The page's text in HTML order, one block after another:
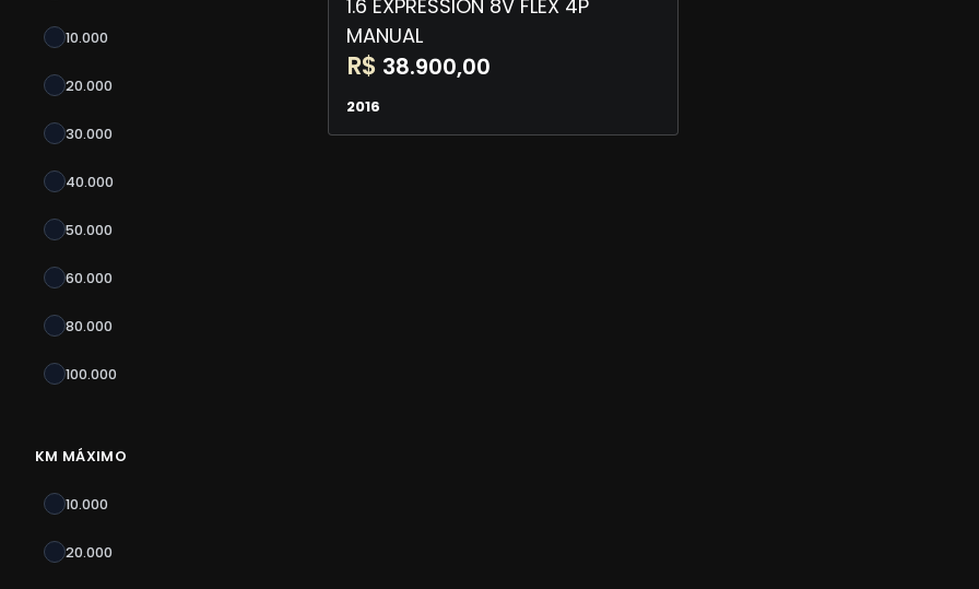
10.000
20.000
30.000
40.000
50.000
60.000
80.000
100.000
KM MÁXIMO
10.000
20.000
1.6 EXPRESSION 8V FLEX 4P
MANUAL
R$ 38.900,00
2016